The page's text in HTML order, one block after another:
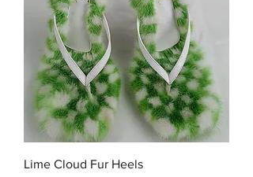
Lime Cloud Fur Heels